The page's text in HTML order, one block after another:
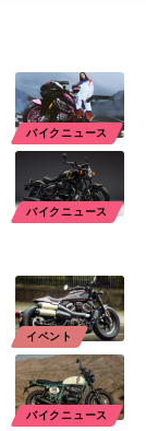
バイクニュース
バイクニュース
イベント
バイクニュース